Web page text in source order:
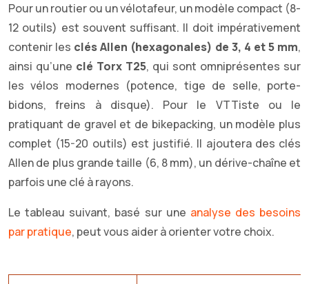
Pour un routier ou un vélotafeur, un modèle compact (8-
12 outils) est souvent suffisant. Il doit impérativement
contenir les clés Allen (hexagonales) de 3, 4 et 5 mm,
ainsi qu’une clé Torx T25, qui sont omniprésentes sur
les vélos modernes (potence, tige de selle, porte-
bidons, freins à disque). Pour le VTTiste ou le
pratiquant de gravel et de bikepacking, un modèle plus
complet (15-20 outils) est justifié. Il ajoutera des clés
Allen de plus grande taille (6, 8 mm), un dérive-chaîne et
parfois une clé à rayons.
Le tableau suivant, basé sur une analyse des besoins
par pratique, peut vous aider à orienter votre choix.